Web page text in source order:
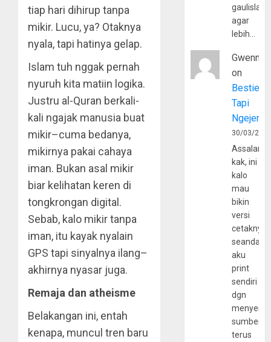
tiap hari dihirup tanpa
mikir. Lucu, ya? Otaknya
nyala, tapi hatinya gelap.
Islam tuh nggak pernah
nyuruh kita matiin logika.
Justru al-Quran berkali-
kali ngajak manusia buat
mikir–cuma bedanya,
mikirnya pakai cahaya
iman. Bukan asal mikir
biar kelihatan keren di
tongkrongan digital.
Sebab, kalo mikir tanpa
iman, itu kayak nyalain
GPS tapi sinyalnya ilang–
akhirnya nyasar juga.
Remaja dan atheisme
Belakangan ini, entah
kenapa, muncul tren baru
agar
lebih…
Gwenny
on
Bestie
Tapi
30/03/
kak, ini
kalo
mau
bikin
versi
cetaknya
aku
print
sendiri
dgn
sumber
terus